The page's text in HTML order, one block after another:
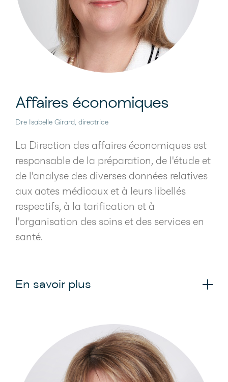
publiques et gouvernementales et voit
au maintien de liens efficaces et
empreints de collaboration avec les
divers partenaires de la Fédération. La
Direction générale supervise enfin toutes
la planification stratégique de la FMSQ.
Affaires économiques
Dre Isabelle Girard, directrice
La Direction des affaires économiques est
responsable de la préparation, de l'étude et
de l'analyse des diverses données relatives
aux actes médicaux et à leurs libellés
respectifs, à la tarification et à
l'organisation des soins et des services en
santé.
En savoir plus
Direction des affaires économiques
fournit les outils et études économiques
nécessaires aux représentations de la
FMSQ pour tout ce qui a trait à l'Accord-